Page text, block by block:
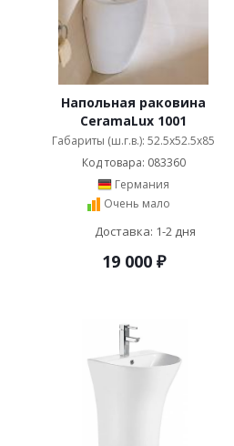
Напольная раковина
CeramaLux 1001
Габариты (ш.г.в.): 52.5x52.5x85
Код товара: 083360
Германия
Очень мало
Доставка: 1-2 дня
19 000₽